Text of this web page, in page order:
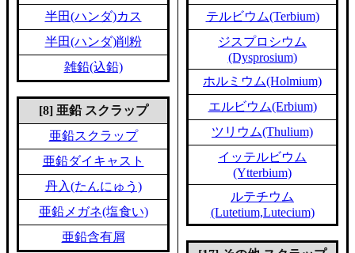
半田(ハンダ)カス
半田(ハンダ)削粉
雑鉛(込鉛)
[8] 亜鉛 スクラップ
亜鉛スクラップ
亜鉛ダイキャスト
丹入(たんにゅう)
亜鉛メガネ(塩食い)
亜鉛含有屑
テルビウム(Terbium)
ジスプロシウム
(Dysprosium)
ホルミウム(Holmium)
エルビウム(Erbium)
ツリウム(Thulium)
イッテルビウム
(Ytterbium)
ルテチウム
(Lutetium,Lutecium)